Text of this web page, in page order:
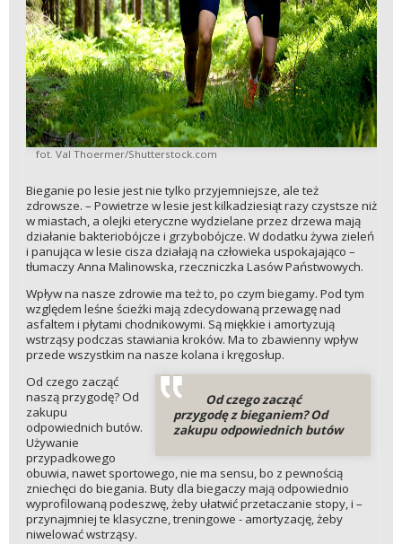
fot. Val Thoermer/Shutterstock.com
Bieganie po lesie jest nie tylko przyjemniejsze, ale też
zdrowsze. – Powietrze w lesie jest kilkadziesiąt razy czystsze niż
w miastach, a olejki eteryczne wydzielane przez drzewa mają
działanie bakteriobójcze i grzybobójcze. W dodatku żywa zieleń
i panująca w lesie cisza działają na człowieka uspokajająco –
tłumaczy Anna Malinowska, rzeczniczka Lasów Państwowych.
Wpływ na nasze zdrowie ma też to, po czym biegamy. Pod tym
względem leśne ścieżki mają zdecydowaną przewagę nad
asfaltem i płytami chodnikowymi. Są miękkie i amortyzują
wstrząsy podczas stawiania kroków. Ma to zbawienny wpływ
przede wszystkim na nasze kolana i kręgosłup.
Od czego zacząć
przygodę z bieganiem? Od
zakupu odpowiednich butów
Od czego zacząć
naszą przygodę? Od
zakupu
odpowiednich butów.
Używanie
przypadkowego
obuwia, nawet sportowego, nie ma sensu, bo z pewnością
zniechęci do biegania. Buty dla biegaczy mają odpowiednio
wyprofilowaną podeszwę, żeby ułatwić przetaczanie stopy, i –
przynajmniej te klasyczne, treningowe - amortyzację, żeby
niwelować wstrząsy.